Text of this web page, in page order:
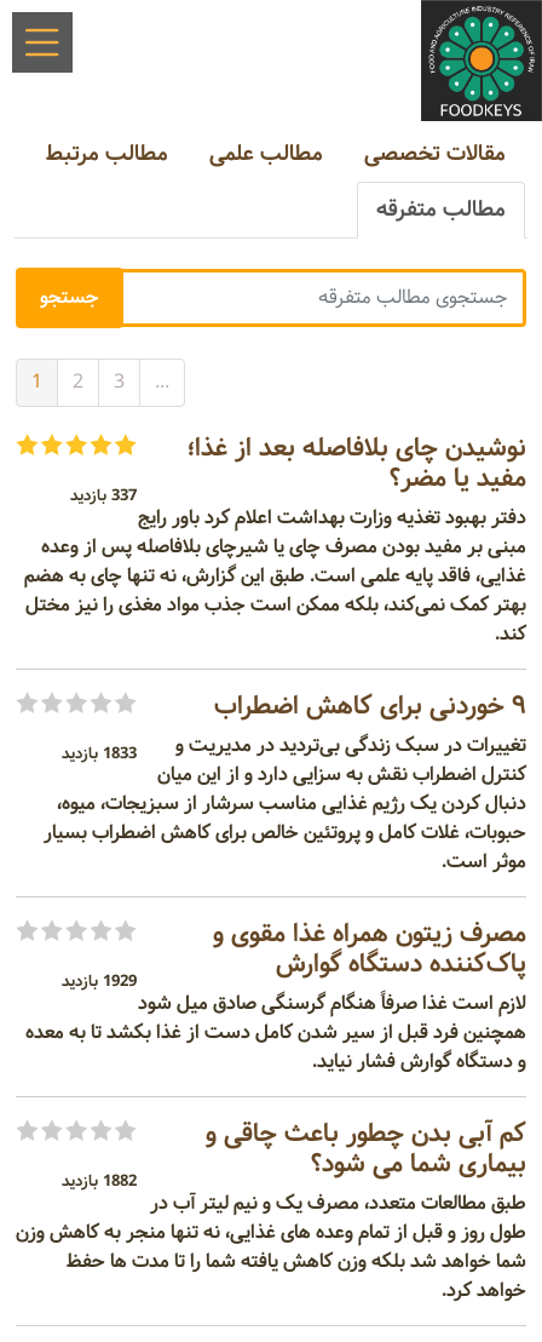
مقالات تخصصی مطالب علمی
مطالب مرتبط
مطالب متفرقه
1 2 3 ...
337 بازدید
نوشیدن چای بلافاصله بعد از غذا؛
مفید یا مضر؟
دفتر بهبود تغذیه وزارت بهداشت اعلام کرد باور رایج
مبنی بر مفید بودن مصرف چای یا شیرچای بلافاصله پس از وعده
غذایی، فاقد پایه علمی است. طبق این گزارش، نه تنها چای به هضم
بهتر کمک نمی‌کند، بلکه ممکن است جذب مواد مغذی را نیز مختل
کند.
1833 بازدید
۹ خوردنی برای کاهش اضطراب
تغییرات در سبک زندگی بی‌تردید در مدیریت و
کنترل اضطراب نقش به سزایی دارد و از این میان
دنبال کردن یک رژیم غذایی مناسب سرشار از سبزیجات، میوه،
حبوبات، غلات کامل و پروتئین خالص برای کاهش اضطراب بسیار
موثر است.
1929 بازدید
مصرف زیتون همراه غذا مقوی و
پاک‌کننده دستگاه گوارش
لازم است غذا صرفاً هنگام گرسنگی صادق میل شود
همچنین فرد قبل از سیر شدن کامل دست از غذا بکشد تا به معده
و دستگاه گوارش فشار نیاید.
1882 بازدید
کم آبی بدن چطور باعث چاقی و
بیماری شما می شود؟
طبق مطالعات متعدد، مصرف یک و نیم لیتر آب در
طول روز و قبل از تمام وعده های غذایی، نه تنها منجر به کاهش وزن
شما خواهد شد بلکه وزن کاهش یافته شما را تا مدت ها حفظ
خواهد کرد.